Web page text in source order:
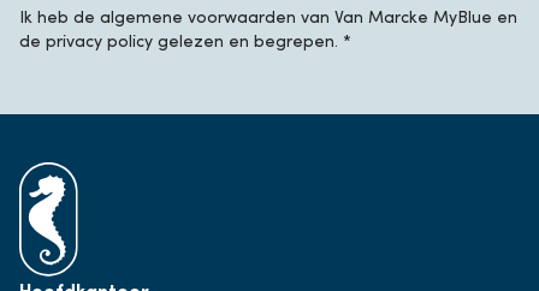
Ik heb de algemene voorwaarden van Van Marcke MyBlue en
de privacy policy gelezen en begrepen. *